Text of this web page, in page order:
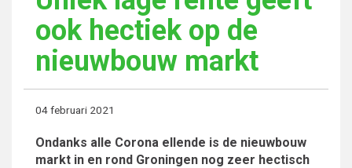
ook hectiek op de
nieuwbouw markt
04 februari 2021
Ondanks alle Corona ellende is de nieuwbouw
markt in en rond Groningen nog zeer hectisch